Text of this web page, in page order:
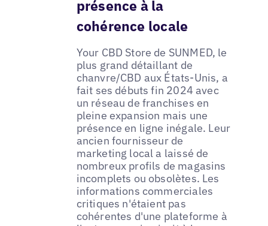
présence à la
cohérence locale
Your CBD Store de SUNMED, le
plus grand détaillant de
chanvre/CBD aux États-Unis, a
fait ses débuts fin 2024 avec
un réseau de franchises en
pleine expansion mais une
présence en ligne inégale. Leur
ancien fournisseur de
marketing local a laissé de
nombreux profils de magasins
incomplets ou obsolètes. Les
informations commerciales
critiques n'étaient pas
cohérentes d'une plateforme à